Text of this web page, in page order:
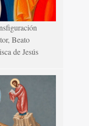
Beato
de Jesús